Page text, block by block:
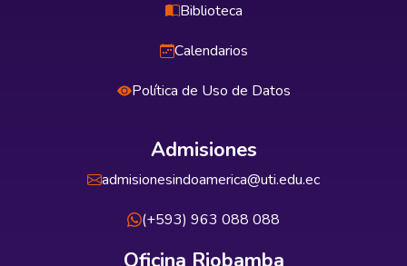
Biblioteca
Calendarios
Política de Uso de Datos
Admisiones
admisionesindoamerica@uti.edu.ec
(+593) 963 088 088
Oficina Riobamba